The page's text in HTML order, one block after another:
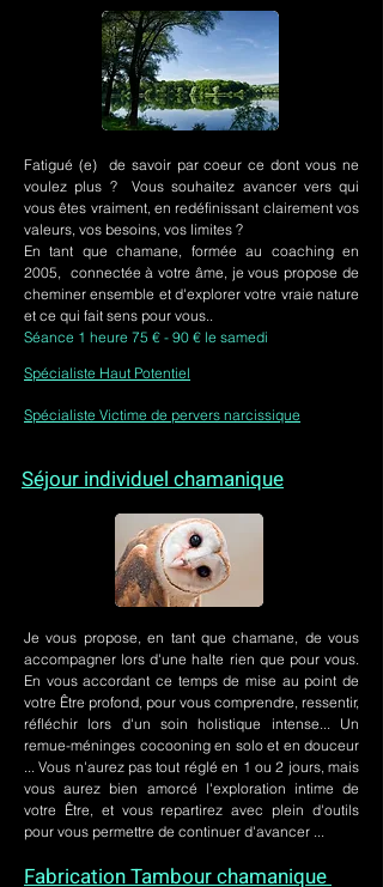
Fatigué (e) de savoir par coeur ce dont vous ne
voulez plus ? Vous souhaitez avancer vers qui
vous êtes vraiment, en redéfinissant clairement vos
valeurs, vos besoins, vos limites ?
En tant que chamane, formée au coaching en
2005, connectée à votre âme, je vous propose de
cheminer ensemble et d'explorer votre vraie nature
et ce qui fait sens pour vous..
Séance 1 heure 75 € - 90 € le samedi
Spécialiste Haut Potentiel
Spécialiste Victime de pervers narcissique
Séjour individuel chamanique
Je vous propose, en tant que chamane, de vous
accompagner lors d'une halte rien que pour vous.
En vous accordant ce temps de mise au point de
votre Être profond, pour vous comprendre, ressentir,
réfléchir lors d'un soin holistique intense... Un
remue-méninges cocooning en solo et en douceur
... Vous n'aurez pas tout réglé en 1 ou 2 jours, mais
vous aurez bien amorcé l'exploration intime de
votre Être, et vous repartirez avec plein d'outils
pour vous permettre de continuer d'avancer ...
Fabrication Tambour chamanique